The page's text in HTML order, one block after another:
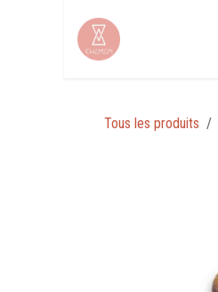
Tous les produits